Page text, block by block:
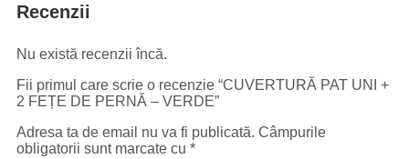
Recenzii
Nu există recenzii încă.
Fii primul care scrie o recenzie “CUVERTURĂ PAT UNI +
2 FEȚE DE PERNĂ – VERDE”
Adresa ta de email nu va fi publicată. Câmpurile
obligatorii sunt marcate cu *